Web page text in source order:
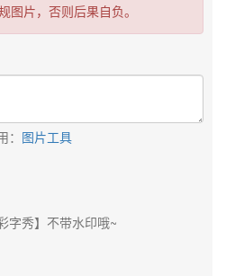
图片，否则后果自负。
图片工具
字秀】不带水印哦~